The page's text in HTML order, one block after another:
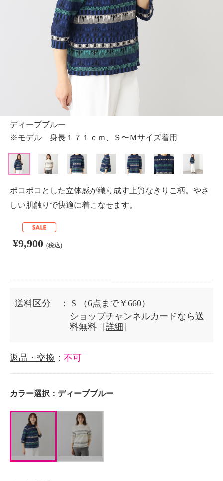
ディープブルー
※モデル 身長１７１ｃｍ、Ｓ〜Ｍサイズ着用
ポコポコとした立体感が織り成す上質なきりこ柄。やさ
しい肌触りで快適に着こなせます。
¥9,900 (税込)
送料区分 ： S
（6点まで￥660）
ショップチャンネルカードなら送
料無料［詳細 ］
返品・交換 ： 不可
カラー選択： ディープブルー